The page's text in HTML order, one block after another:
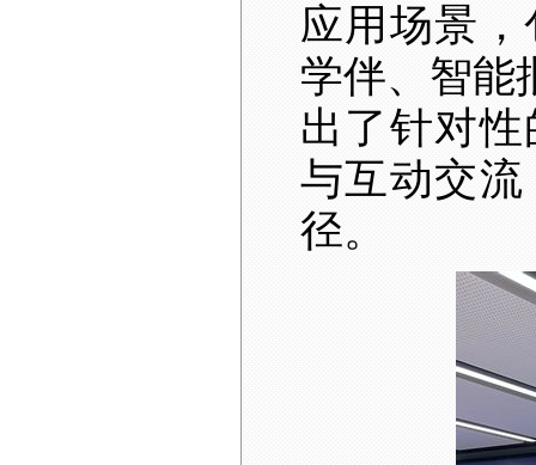
应用场景，
学伴、智能
出了针对性
与互动交
径。